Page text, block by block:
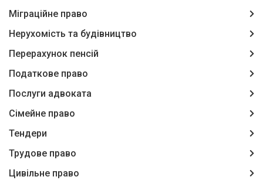
Міграційне право
Нерухомість та будівництво
Перерахунок пенсій
Податкове право
Послуги адвоката
Сімейне право
Тендери
Трудове право
Цивільне право